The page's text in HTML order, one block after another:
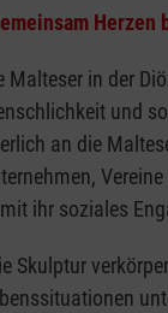
Malteser in der
und
an die
ihr soziales
Skulptur